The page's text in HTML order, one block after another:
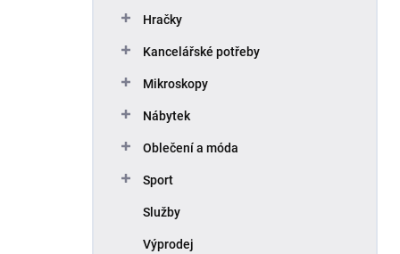
Hračky
Kancelářské potřeby
Mikroskopy
Nábytek
Oblečení a móda
Sport
Služby
Výprodej